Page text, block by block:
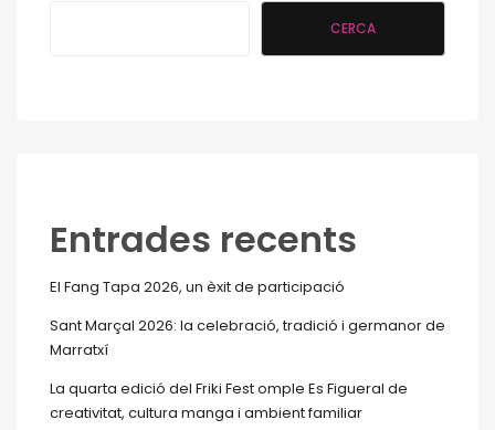
CERCA
Entrades recents
El Fang Tapa 2026, un èxit de participació
Sant Marçal 2026: la celebració, tradició i germanor de
Marratxí
La quarta edició del Friki Fest omple Es Figueral de
creativitat, cultura manga i ambient familiar